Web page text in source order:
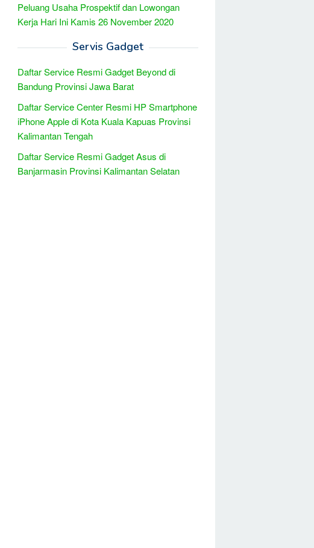
Peluang Usaha Prospektif dan Lowongan
Kerja Hari Ini Kamis 26 November 2020
Servis Gadget
Daftar Service Resmi Gadget Beyond di
Bandung Provinsi Jawa Barat
Daftar Service Center Resmi HP Smartphone
iPhone Apple di Kota Kuala Kapuas Provinsi
Kalimantan Tengah
Daftar Service Resmi Gadget Asus di
Banjarmasin Provinsi Kalimantan Selatan